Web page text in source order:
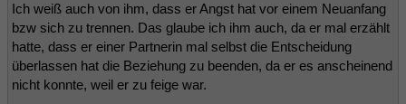
Ich weiß auch von ihm, dass er Angst hat vor einem Neuanfang
bzw sich zu trennen. Das glaube ich ihm auch, da er mal erzählt
hatte, dass er einer Partnerin mal selbst die Entscheidung
überlassen hat die Beziehung zu beenden, da er es anscheinend
nicht konnte, weil er zu feige war.